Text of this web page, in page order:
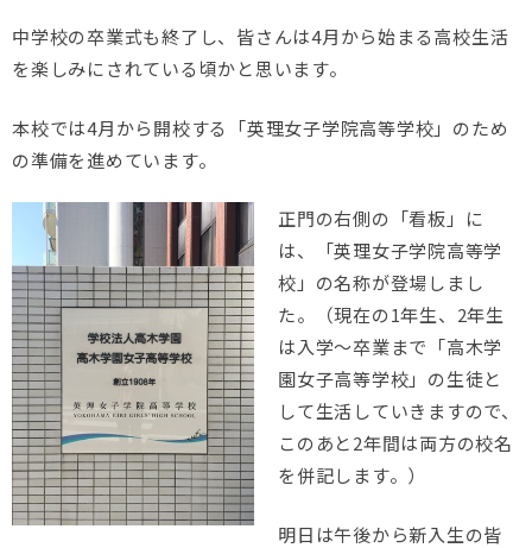
中学校の卒業式も終了し、皆さんは4月から始まる高校生活
を楽しみにされている頃かと思います。
本校では4月から開校する「英理女子学院高等学校」のため
の準備を進めています。
正門の右側の「看板」に
は、「英理女子学院高等学
校」の名称が登場しまし
た。（現在の1年生、2年生
は入学～卒業まで「高木学
園女子高等学校」の生徒と
して生活していきますので、
このあと2年間は両方の校名
を併記します。）
明日は午後から新入生の皆